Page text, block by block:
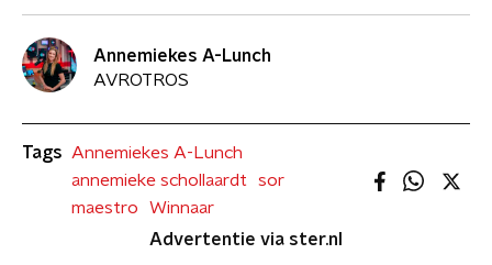
Annemiekes A-Lunch
AVROTROS
Tags
Annemiekes A-Lunch
annemieke schollaardt
sor
maestro
Winnaar
Advertentie via ster.nl